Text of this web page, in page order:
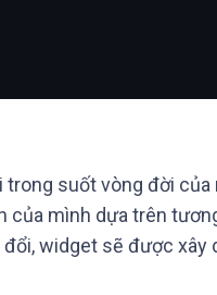
trong suốt vòng đời của
của mình dựa trên
widget sẽ được xây